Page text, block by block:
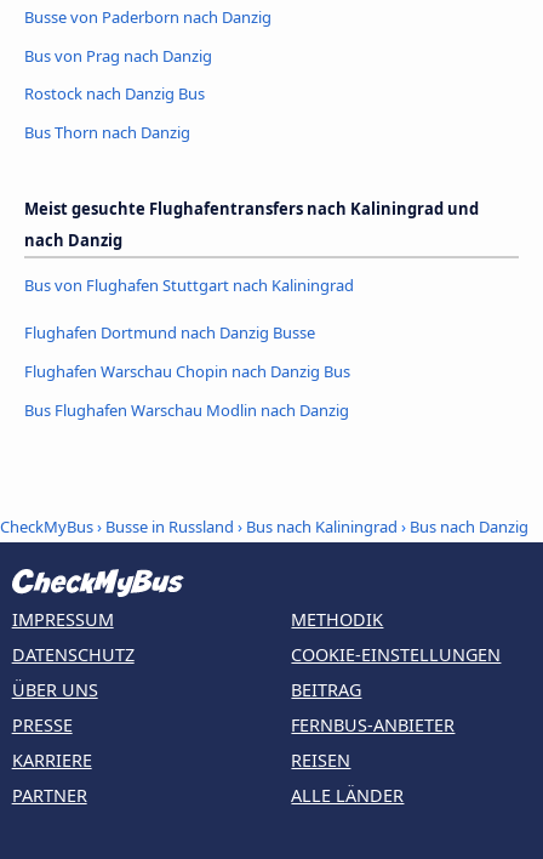
Busse von Paderborn nach Danzig
Bus von Prag nach Danzig
Rostock nach Danzig Bus
Bus Thorn nach Danzig
Meist gesuchte Flughafentransfers nach Kaliningrad und
nach Danzig
Bus von Flughafen Stuttgart nach Kaliningrad
Flughafen Dortmund nach Danzig Busse
Flughafen Warschau Chopin nach Danzig Bus
Bus Flughafen Warschau Modlin nach Danzig
CheckMyBus› Busse in Russland › Bus nach Kaliningrad › Bus nach Danzig
IMPRESSUM
DATENSCHUTZ
ÜBER UNS
PRESSE
KARRIERE
PARTNER
METHODIK
COOKIE-EINSTELLUNGEN
BEITRAG
FERNBUS-ANBIETER
REISEN
ALLE LÄNDER